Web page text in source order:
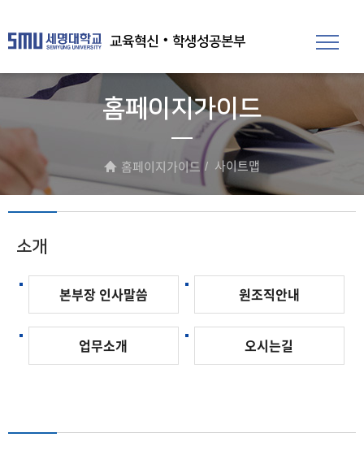
교육혁신‧학생성공본부
홈페이지가이드
홈페이지가이드 사이트맵
소개
본부장 인사말씀 원조직안내
업무소개 오시는길